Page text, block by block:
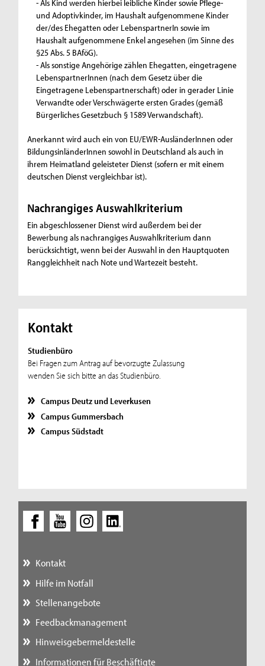
- Als Kind werden hierbei leibliche Kinder sowie Pflege-
und Adoptivkinder, im Haushalt aufgenommene Kinder
der/des Ehegatten oder LebenspartnerIn sowie im
Haushalt aufgenommene Enkel angesehen (im Sinne des
§25 Abs. 5 BAföG).
- Als sonstige Angehörige zählen Ehegatten, eingetragene
LebenspartnerInnen (nach dem Gesetz über die
Eingetragene Lebenspartnerschaft) oder in gerader Linie
Verwandte oder Verschwägerte ersten Grades (gemäß
Bürgerliches Gesetzbuch § 1589 Verwandschaft).
Anerkannt wird auch ein von EU/EWR-AusländerInnen oder
BildungsinländerInnen sowohl in Deutschland als auch in
ihrem Heimatland geleisteter Dienst (sofern er mit einem
deutschen Dienst vergleichbar ist).
Nachrangiges Auswahlkriterium
Ein abgeschlossener Dienst wird außerdem bei der
Bewerbung als nachrangiges Auswahlkriterium dann
berücksichtigt, wenn bei der Auswahl in den Hauptquoten
Ranggleichheit nach Note und Wartezeit besteht.
Kontakt
Studienbüro
Bei Fragen zum Antrag auf bevorzugte Zulassung
wenden Sie sich bitte an das Studienbüro.
Campus Deutz und Leverkusen
Campus Gummersbach
Campus Südstadt
Kontakt
Hilfe im Notfall
Stellenangebote
Feedbackmanagement
Hinweisgebermeldestelle
Informationen für Beschäftigte